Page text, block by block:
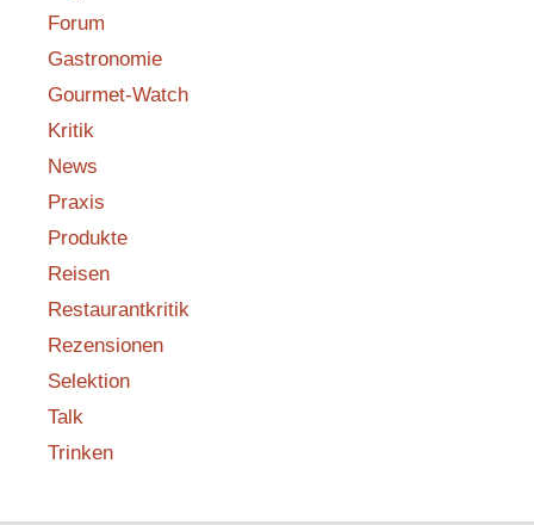
Forum
Gastronomie
Gourmet-Watch
Kritik
News
Praxis
Produkte
Reisen
Restaurantkritik
Rezensionen
Selektion
Talk
Trinken